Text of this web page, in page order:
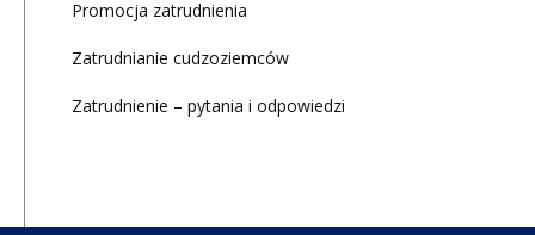
Promocja zatrudnienia
Zatrudnianie cudzoziemców
Zatrudnienie – pytania i odpowiedzi